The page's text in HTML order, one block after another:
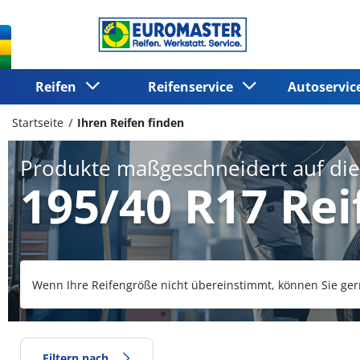
Reifen Reifenservice
Startseite Ihren Reifen finden
Produkte maßgeschneidert auf
195/40 R17
Wenn Ihre Reifengröße nicht übereinstimmt, können Sie